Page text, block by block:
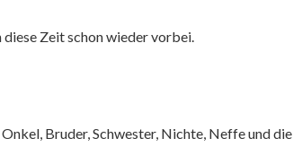
Zeit schon wieder vorbei.
Bruder, Schwester, Nichte, Neffe und die